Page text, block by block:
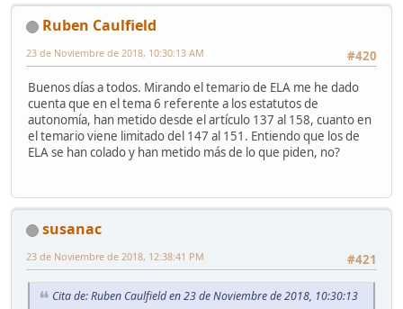
Ruben Caulfield
#420
23 de Noviembre de 2018, 10:30:13 AM
Buenos días a todos. Mirando el temario de ELA me he dado
cuenta que en el tema 6 referente a los estatutos de
autonomía, han metido desde el artículo 137 al 158, cuanto en
el temario viene limitado del 147 al 151. Entiendo que los de
ELA se han colado y han metido más de lo que piden, no?
susanac
#421
23 de Noviembre de 2018, 12:38:41 PM
Cita de: Ruben Caulfield en 23 de Noviembre de 2018, 10:30:13